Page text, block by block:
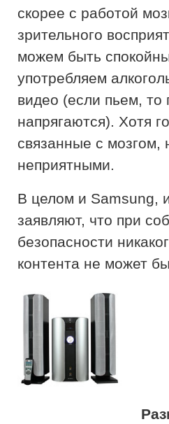
скорее с работой
зрительного
можем быть
употребляем
видео (если пьем,
напрягаются). Хотя
связанные с мозгом,
неприятными.
В целом и Samsung,
заявляют, что при
безопасности
контента не может